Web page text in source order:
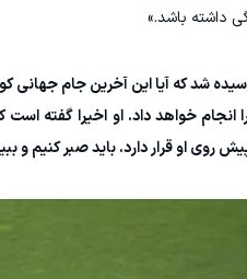
داشته باشد.»
شد که آیا این آخرین جام
را انجام خواهد داد. او اخیرا
پیش روی او قرار دارد. باید صبر